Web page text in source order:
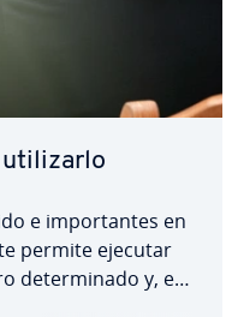
uti­li­zar­lo
e im­po­r­ta­n­tes en
permite ejecutar
de­te­r­mi­na­do y, en